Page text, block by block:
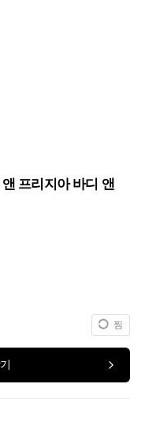
프리지아 바디 앤
찜